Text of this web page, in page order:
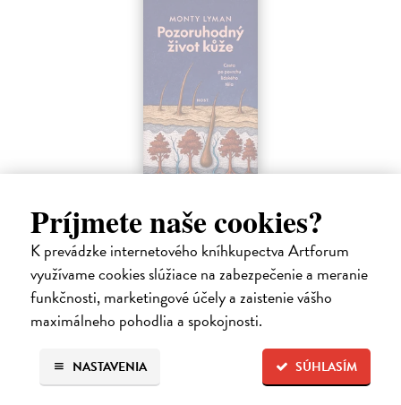
Príjmete naše cookies?
K prevádzke internetového kníhkupectva Artforum
využívame cookies slúžiace na zabezpečenie a meranie
funkčnosti, marketingové účely a zaistenie vášho
maximálneho pohodlia a spokojnosti.
SÚHLASÍM
NASTAVENIA
Lyman Monty | Elektronická kniha
Jak funguje lidská kůže? Kůže je největším a nejrychleji rostoucím
orgánem lidského těla.
Na stiahnutie akoEPUB,MOBIaPDF
15,09 €